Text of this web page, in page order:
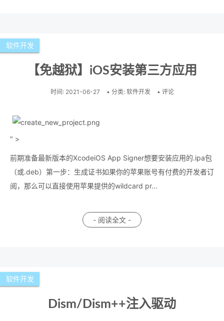
软件开发
【免越狱】iOS安装第三方应用
时间: 2021-06-27 • 分类: 软件开发 • 评论
" >
前期准备最新版本的XcodeiOS App Signer想要安装应用的.ipa包
（或.deb）第一步：生成证书如果你的苹果账号有付费的开发者订
阅，那么可以直接使用苹果提供的wildcard pr...
- 阅读全文 -
软件开发
Dism/Dism++注入驱动